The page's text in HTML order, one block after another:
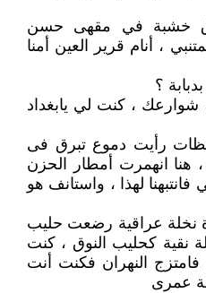
خشبة في مقهى حسن
، أنام قرير العين أمنا
؟
شوارعك ، كنت لي يابغداد
رأيت دموع تبرق فى
هنا انهمرت أمطار الحزن
لهذا ، واستانف هو
نخلة عراقية رضعت حليب
نقية كحليب النوق ، كنت
النهران فكنت أنت
عمرى